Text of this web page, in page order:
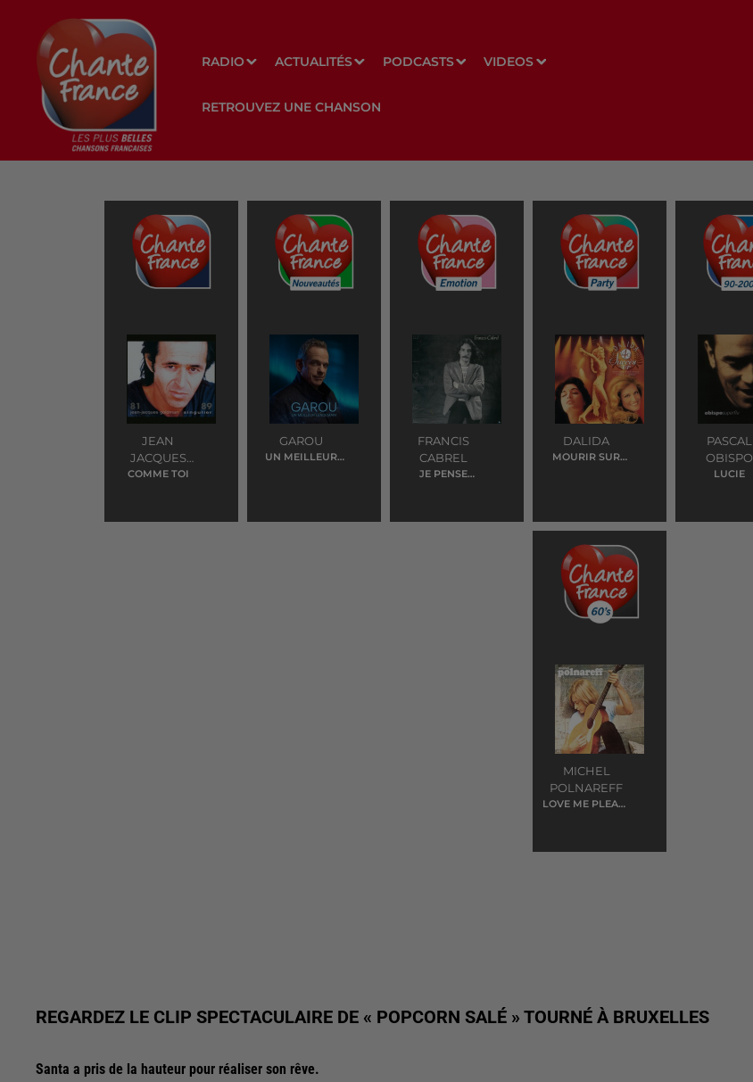
RADIO ACTUALITÉS PODCASTS VIDEOS
RETROUVEZ UNE CHANSON
JEAN
JACQUES
GOLDMAN
COMME TOI
GAROU
UN MEILLEUR
FRANCIS
CABREL
JE PENSE
DALIDA
MOURIR SUR
PASCAL
OBISPO
LUCIE
MICHEL
POLNAREFF
LOVE ME PLEASE
REGARDEZ LE CLIP SPECTACULAIRE DE « POPCORN SALÉ » TOURNÉ À BRUXELLES
Santa a pris de la hauteur pour réaliser son rêve.